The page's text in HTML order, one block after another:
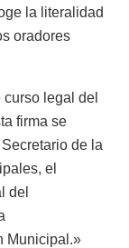
la literalidad
oradores
legal del
firma se
de la
el
del
Municipal.»